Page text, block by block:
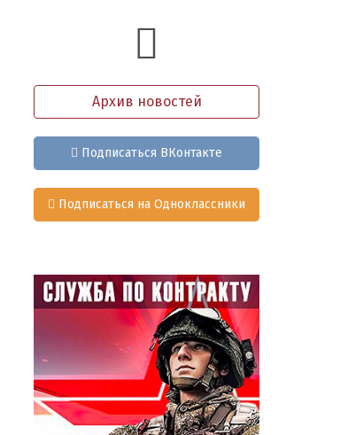
Архив новостей
Подписаться ВКонтакте
Подписаться на Одноклассники